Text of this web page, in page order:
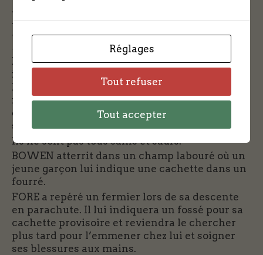
n’y avait pas une seconde à perdre Notre avion,
encore lourdement chargé en carburant et en
bombes, pouvait exploser à tout instant
L’équipage est au sol dans une région
inconnue où on ne parle pas la même langue.
Les aviateurs n’ont aucun contact de
récupération. Une simple carte en tissu leur a
été fournie pais elle ne détaille pas la région
suffisamment.
Ils ne sont pas tous sains et saufs.
BOWEN atterrit dans un champ labouré où un
jeune garçon lui indique une cachette dans un
fourré.
FORE a repéré un fermier lors de sa descente
en parachute. Il lui indiquera un fossé pour sa
cachette provisoire et reviendra le chercher
plus tard pour l’emmener chez lui et soigner
ses blessures aux mains.
Réglages
Tout refuser
Tout accepter